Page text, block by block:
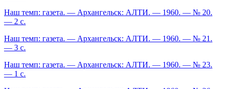
Наш темп: газета. — Архангельск: АЛТИ. — 1960. — № 20.
— 2 с.
Наш темп: газета. — Архангельск: АЛТИ. — 1960. — № 21.
— 3 с.
Наш темп: газета. — Архангельск: АЛТИ. — 1960. — № 23.
— 1 с.